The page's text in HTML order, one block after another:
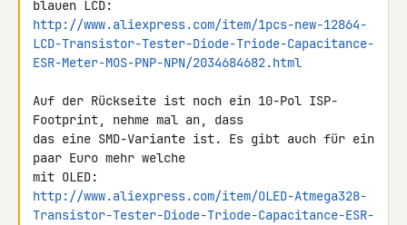
http://www.aliexpress.com/item/1pcs-new-12864-
LCD-Transistor-Tester-Diode-Triode-Capacitance-
ESR-Meter-MOS-PNP-NPN/2034684682.html
Auf der Rückseite ist noch ein 10-Pol ISP-
Footprint, nehme mal an, dass
das eine SMD-Variante ist. Es gibt auch für ein
paar Euro mehr welche
http://www.aliexpress.com/item/OLED-Atmega328-
Transistor-Tester-Diode-Triode-Capacitance-ESR-